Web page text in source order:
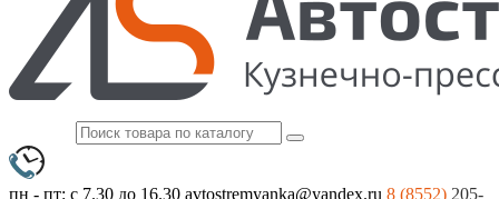
пн - пт: с 7.30 до 16.30 avtostremyanka@yandex.ru 8 (8552) 205-